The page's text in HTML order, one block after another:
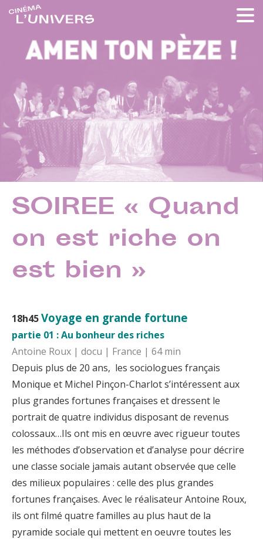
SOIREE « Quand
on est riche on
est bien »
18h45Voyage en grande fortune
partie 01 : Au bonheur des riches
Antoine Roux | docu | France | 64 min
Depuis plus de 20 ans, les sociologues français
Monique et Michel Pinçon-Charlot s’intéressent aux
plus grandes fortunes françaises et dressent le
portrait de quatre individus disposant de revenus
colossaux…Ils ont mis en œuvre avec rigueur toutes
les méthodes d’observation et d’analyse pour décrire
une classe sociale jamais autant observée que celle
des milieux populaires : celle des plus grandes
fortunes françaises. Avec le réalisateur Antoine Roux,
ils ont filmé quatre familles au plus haut de la
pyramide sociale qui mettent en oeuvre toutes les